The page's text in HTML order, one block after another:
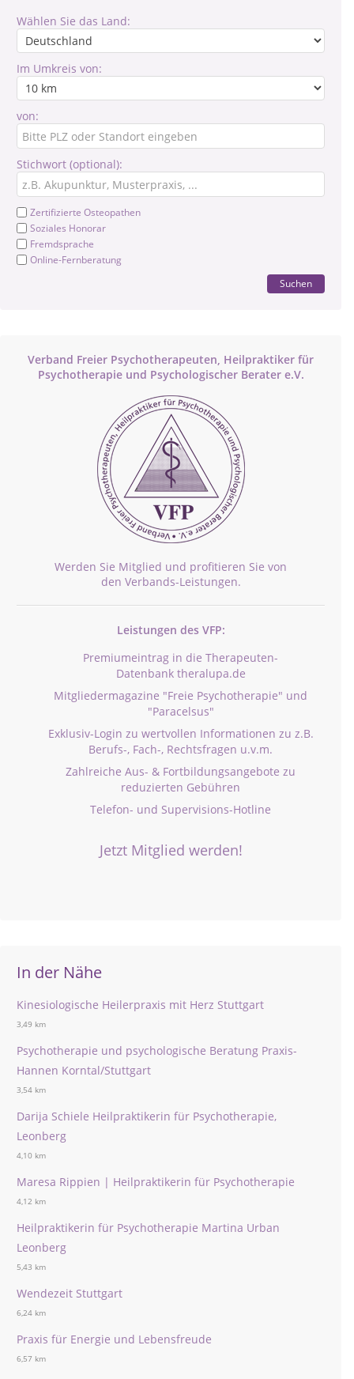
Wählen Sie das Land:
Im Umkreis von:
von:
Stichwort (optional):
Zertifizierte Osteopathen
Soziales Honorar
Fremdsprache
Online-Fernberatung
Suchen
Verband Freier Psychotherapeuten, Heilpraktiker für
Psychotherapie und Psychologischer Berater e.V.
Werden Sie Mitglied und profitieren Sie von
den Verbands-Leistungen.
Leistungen des VFP:
Premiumeintrag in die Therapeuten-
Datenbank theralupa.de
Mitgliedermagazine "Freie Psychotherapie" und
"Paracelsus"
Exklusiv-Login zu wertvollen Informationen zu z.B.
Berufs-, Fach-, Rechtsfragen u.v.m.
Zahlreiche Aus- & Fortbildungsangebote zu
reduzierten Gebühren
Telefon- und Supervisions-Hotline
Jetzt Mitglied werden!
In der Nähe
Kinesiologische Heilerpraxis mit Herz Stuttgart
3,49 km
Psychotherapie und psychologische Beratung Praxis-
Hannen Korntal/Stuttgart
3,54 km
Darija Schiele Heilpraktikerin für Psychotherapie,
Leonberg
4,10 km
Maresa Rippien | Heilpraktikerin für Psychotherapie
4,12 km
Heilpraktikerin für Psychotherapie Martina Urban
Leonberg
5,43 km
Wendezeit Stuttgart
6,24 km
Praxis für Energie und Lebensfreude
6,57 km